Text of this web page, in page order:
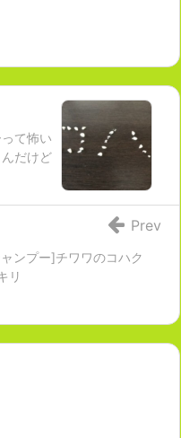
て怖い
んだけど
ンプー]チワワのコハク
リ
Prev